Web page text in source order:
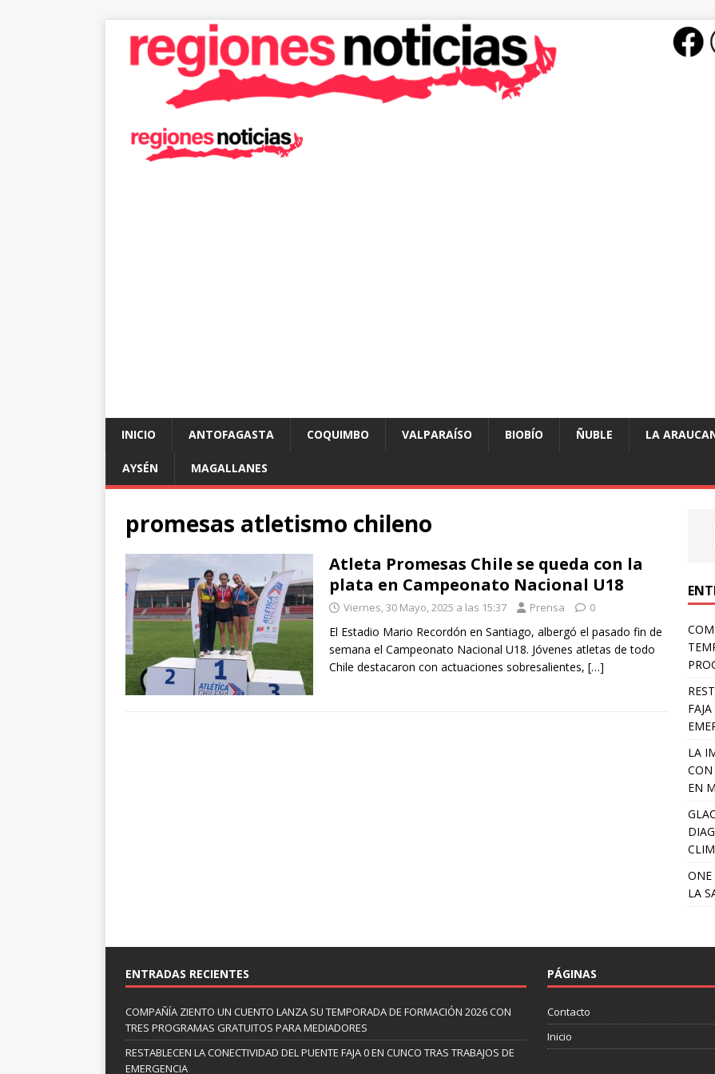
INICIO ANTOFAGASTA COQUIMBO VALPARAÍSO BIOBÍO ÑUBLE LA
AYSÉN MAGALLANES
promesas atletismo chileno
Atleta Promesas Chile se queda con la
plata en Campeonato Nacional U18
Viernes, 30 Mayo, 2025 a las 15:37 Prensa 0
El Estadio Mario Recordón en Santiago, albergó el pasado fin de
semana el Campeonato Nacional U18. Jóvenes atletas de todo
Chile destacaron con actuaciones sobresalientes, […]
LA
CON
EN
ONE
LA
ENTRADAS RECIENTES
COMPAÑÍA ZIENTO UN CUENTO LANZA SU TEMPORADA DE FORMACIÓN 2026 CON
TRES PROGRAMAS GRATUITOS PARA MEDIADORES
RESTABLECEN LA CONECTIVIDAD DEL PUENTE FAJA 0 EN CUNCO TRAS TRABAJOS DE
EMERGENCIA
PÁGINAS
Contacto
Inicio